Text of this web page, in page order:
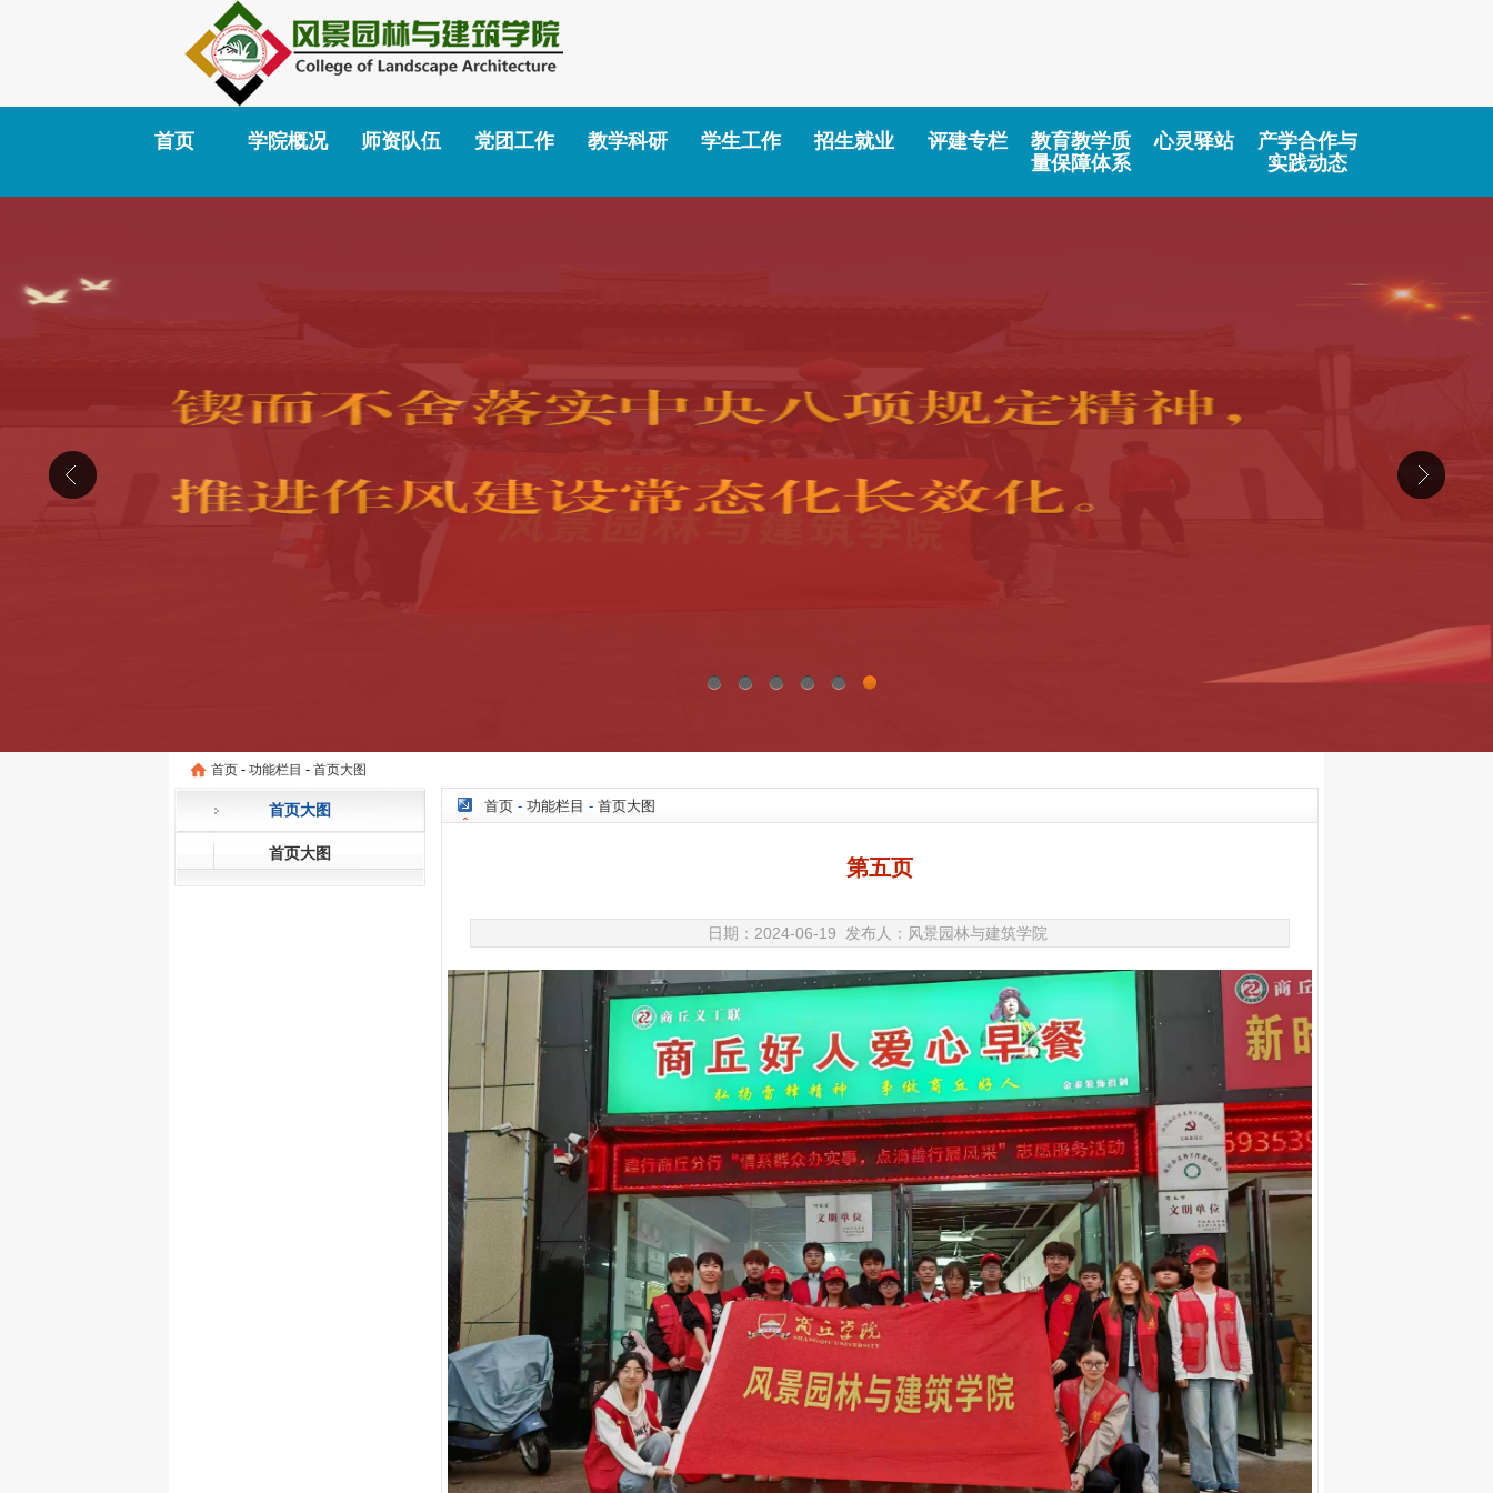
首页 学院概况 师资队伍 党团工作 教学科研 学生工作 招生就业 评建专栏
教育教学质
量保障体系
心灵驿站
产学合作与
实践动态
首页 - 功能栏目 - 首页大图
首页大图
首页大图
首页 - 功能栏目 - 首页大图
第五页
日期：2024-06-19 发布人：风景园林与建筑学院